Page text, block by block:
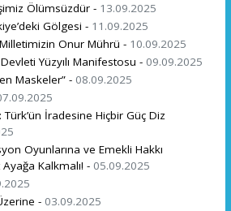
Ölümsüzdür - 13.09.2025
Gölgesi - 11.09.2025
Milletimizin Onur Mührü - 10.09.2025
Yüzyılı Manifestosu - 09.09.2025
Maskeler” - 08.09.2025
İradesine Hiçbir Güç Diz
Oyunlarına ve Emekli Hakkı
Kalkmalı! - 05.09.2025
- 03.09.2025